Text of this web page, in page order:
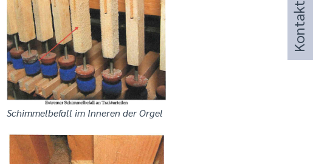
Schimmelbefall im Inneren der Orgel
Kontakt